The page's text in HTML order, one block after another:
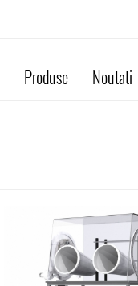
Produse Noutati